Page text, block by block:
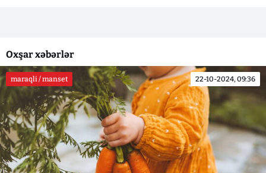
Oxşar xəbərlər
maraqli / manset 22-10-2024, 09:36